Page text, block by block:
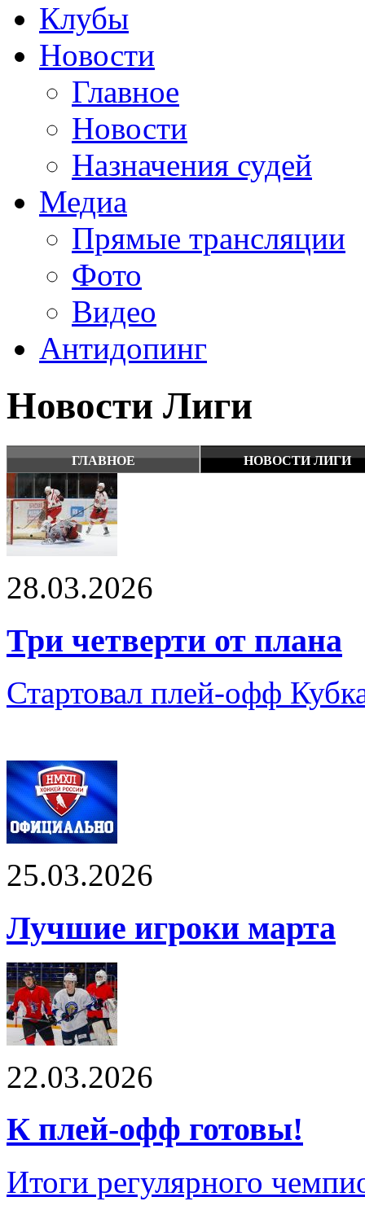
Клубы
Новости
Главное
Новости
Назначения судей
Медиа
Прямые трансляции
Фото
Видео
Антидопинг
Новости Лиги
ГЛАВНОЕ НОВОСТИ ЛИГИ
28.03.2026
Три четверти от плана
Стартовал плей-офф
25.03.2026
Лучшие игроки марта
22.03.2026
К плей-офф готовы!
Итоги регулярного